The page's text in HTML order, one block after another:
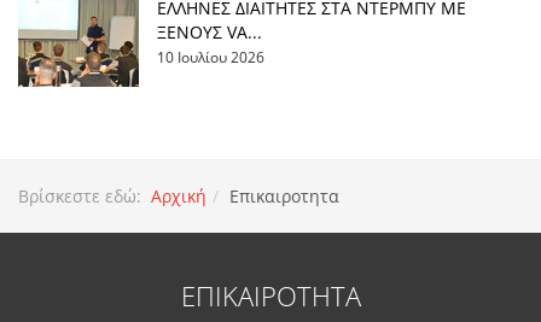
EΛΛΗΝΕΣ ΔΙΑΙΤΗΤΕΣ ΣΤΑ ΝΤΕΡΜΠΥ ΜΕ
ΞΕΝΟΥΣ VA...
10 Ιουλίου 2026
Βρίσκεστε εδώ: Αρχική Επικαιροτητα
ΕΠΙΚΑΙΡΟΤΗΤΑ